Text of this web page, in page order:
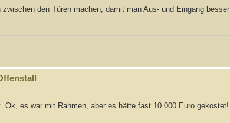
den Türen machen, damit man Aus- und Eingang besser
Ok, es war mit Rahmen, aber es hätte fast 10.000 Euro gekostet!